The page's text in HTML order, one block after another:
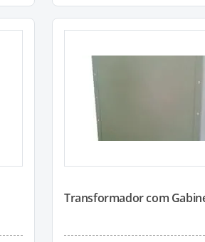
Transformador com